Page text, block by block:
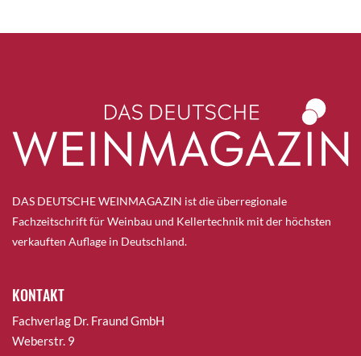
DAS DEUTSCHE WEINMAGAZIN ist die überregionale
Fachzeitschrift für Weinbau und Kellertechnik mit der höchsten
verkauften Auflage in Deutschland.
KONTAKT
Fachverlag Dr. Fraund GmbH
Weberstr. 9